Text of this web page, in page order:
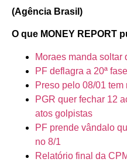
(Agência Brasil)
O que MONEY REPORT
Moraes manda soltar
PF deflagra a 20ª
Preso pelo 08/01
PGR quer fechar 12
atos golpistas
PF prende vândalo
no 8/1
Relatório final da